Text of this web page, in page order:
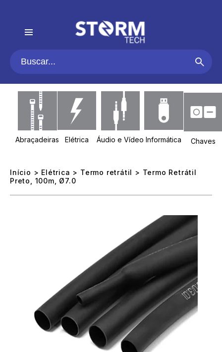
Abraçadeiras Elétrica Áudio e Vídeo Informática Chaves
Início > Elétrica > Termo retrátil > Termo Retrátil
Preto, 100m, Ø7.0